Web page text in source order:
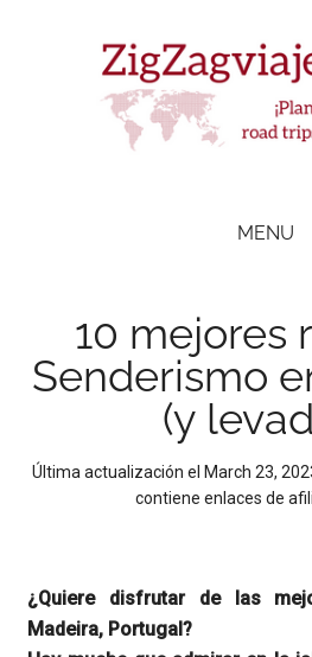
MENU
10 mejores
Senderismo
(y
Última actualización el March 23,
contiene enlaces de
¿Quiere disfrutar de las
Madeira, Portugal?